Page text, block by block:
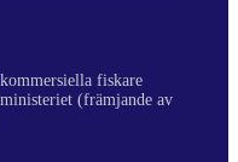
fiskare
(främjande av